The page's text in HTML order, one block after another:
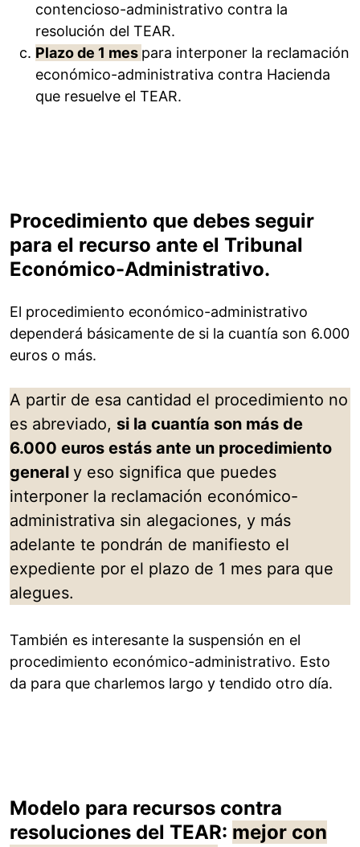
contencioso-administrativo contra la
resolución del TEAR.
Plazo de 1 mes para interponer la reclamación
económico-administrativa contra Hacienda
que resuelve el TEAR.
Procedimiento que debes seguir
para el recurso ante el Tribunal
Económico-Administrativo.
El procedimiento económico-administrativo
dependerá básicamente de si la cuantía son 6.000
euros o más.
A partir de esa cantidad el procedimiento no
es abreviado, si la cuantía son más de
6.000 euros estás ante un procedimiento
general y eso significa que puedes
interponer la reclamación económico-
administrativa sin alegaciones, y más
adelante te pondrán de manifiesto el
expediente por el plazo de 1 mes para que
alegues.
También es interesante la suspensión en el
procedimiento económico-administrativo. Esto
da para que charlemos largo y tendido otro día.
Modelo para recursos contra
resoluciones del TEAR: mejor con